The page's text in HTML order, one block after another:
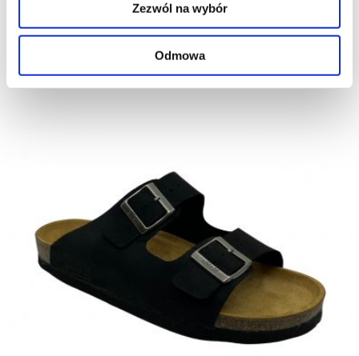
Zezwól na wybór
Odmowa